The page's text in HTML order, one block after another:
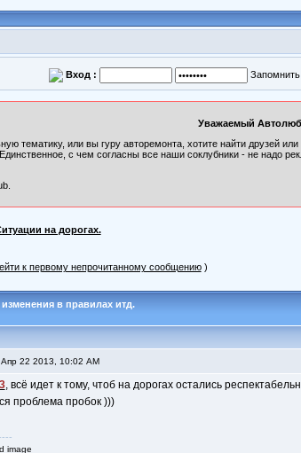
Вход : Запомнить:
Уважаемый
тематику, или вы гуру авторемонта, хотите найти друзей
с чем согласны все наши соклубники - не надо
на дорогах.
к первому непрочитанному сообщению)
в правилах итд.
22 2013, 10:02 AM
, всё идет к тому, чтоб на дорогах остались
проблема пробок )))